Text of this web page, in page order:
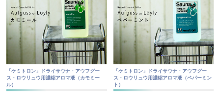
「ケミトロン」ドライサウナ・アウフグー
ス・ロウリュウ用濃縮アロマ液（カモミー
ル）
「ケミトロン」ドライサウナ・アウフグー
ス・ロウリュウ用濃縮アロマ液（ペパーミン
ト）